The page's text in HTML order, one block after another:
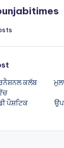
ਕਲੱਬ
ਪੌਸ਼ਟਿਕ